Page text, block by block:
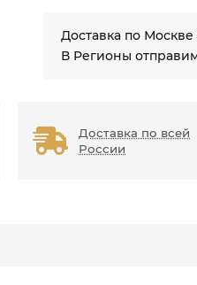
Доставка по
В Регионы
Доставка по всей
России